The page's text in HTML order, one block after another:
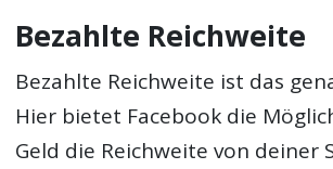
Bezahlte Reichweite
Bezahlte Reichweite ist das
Hier bietet Facebook die
Geld die Reichweite von deiner